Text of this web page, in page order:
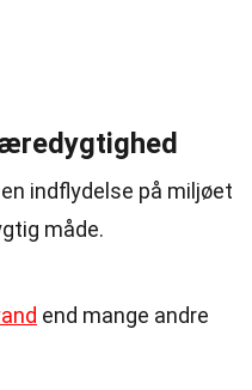
indflydelse på miljøet
måde.
end mange andre